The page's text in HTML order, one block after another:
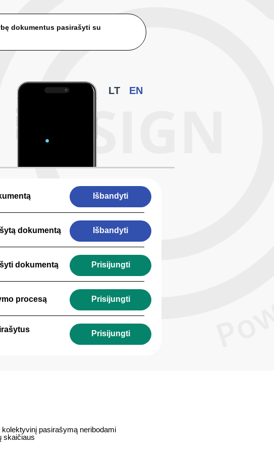
dokumentus pasirašyti su
LT EN
Išbandyti
dokumentą Išbandyti
dokumentą Prisijungti
procesą Prisijungti
Prisijungti
pasirašymą neribodami
skaičiaus